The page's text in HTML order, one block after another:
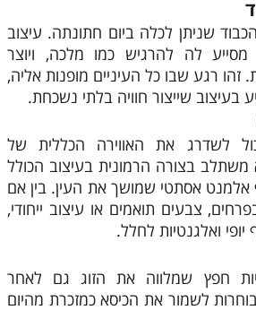
שניתן לכלה ביום חתונתה. עיצוב
מסייע לה להרגיש כמו מלכה, ויוצר
זהו רגע שבו כל העיניים מופנות אליה,
בעיצוב שייצור חוויה בלתי נשכחת.
לשדרג את האווירה הכללית של
בצורה הרמונית בעיצוב הכולל
אלמנט אסתטי שמושך את העין. בין אם
צבעים תואמים או עיצוב ייחודי,
ואלגנטיות לחלל.
חפץ שמלווה את הזוג גם לאחר
לשמור את הכיסא כמזכרת מהיום